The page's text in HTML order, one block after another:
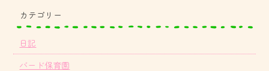
カテゴリー
日記
バード保育園